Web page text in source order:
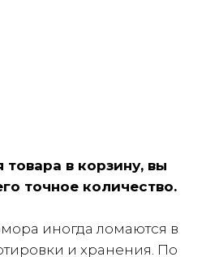
в корзину, вы
точное количество.
иногда ломаются в
и хранения. По